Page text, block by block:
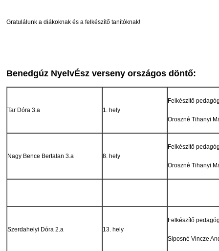
Gratulálunk a diákoknak és a felkészítő tanítóknak!
Benedgúz NyelvÉsz verseny országos döntő:
Tar Dóra 3.a 1. hely
Felkészítő
Oroszné Tihanyi
Nagy Bence Bertalan 3.a 8. hely
Felkészítő
Oroszné Tihanyi
Szerdahelyi Dóra 2.a 13. hely
Felkészítő
Siposné Vincze